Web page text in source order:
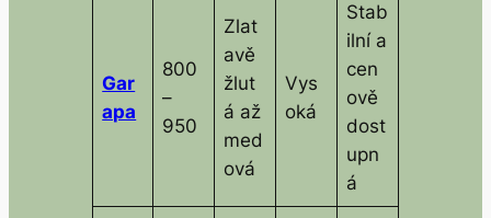
Gar
apa
800
–
950
Zlat
avě
žlut
á až
med
ová
Vys
oká
Stab
ilní a
cen
ově
dost
upn
á